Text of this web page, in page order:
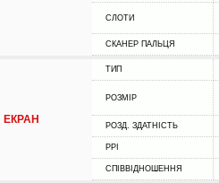
СЛОТИ
СКАНЕР ПАЛЬЦЯ
ЕКРАН
ТИП
РОЗМІР
РОЗД. ЗДАТНІСТЬ
PPI
СПІВВІДНОШЕННЯ